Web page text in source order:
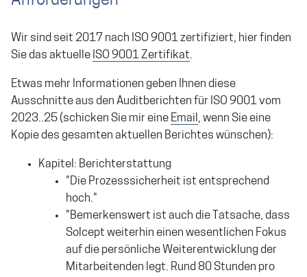
Wir sind seit 2017 nach ISO 9001 zertifiziert, hier finden
Sie das aktuelle ISO 9001 Zertifikat.
Etwas mehr Informationen geben Ihnen diese
Ausschnitte aus den Auditberichten für ISO 9001 vom
2023..25 (schicken Sie mir eine Email , wenn Sie eine
Kopie des gesamten aktuellen Berichtes wünschen):
Kapitel: Berichterstattung
"Die Prozesssicherheit ist entsprechend
hoch."
"Bemerkenswert ist auch die Tatsache, dass
Solcept weiterhin einen wesentlichen Fokus
auf die persönliche Weiterentwicklung der
Mitarbeitenden legt. Rund 80 Stunden pro